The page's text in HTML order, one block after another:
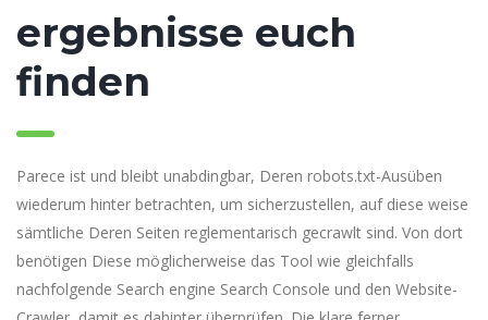
ergebnisse euch
finden
Parece ist und bleibt unabdingbar, Deren robots.txt-Ausüben
wiederum hinter betrachten, um sicherzustellen, auf diese weise
sämtliche Deren Seiten reglementarisch gecrawlt sind. Von dort
benötigen Diese möglicherweise das Tool wie gleichfalls
nachfolgende Search engine Search Console und den Website-